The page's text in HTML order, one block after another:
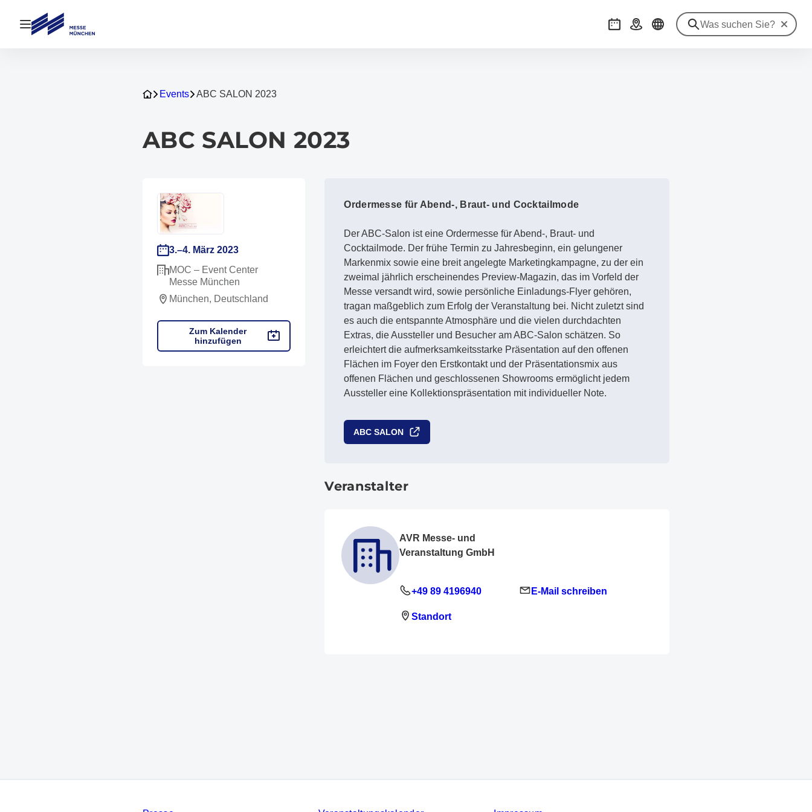
Navigation öffnen Veranstaltungen
Anreise Suche
Events ABC SALON 2023
ABC SALON 2023
3.–4. März 2023
MOC – Event Center
Messe München
München, Deutschland
Zum Kalender
hinzufügen
Ordermesse für Abend-, Braut- und Cocktailmode
Der ABC-Salon ist eine Ordermesse für Abend-, Braut- und
Cocktailmode. Der frühe Termin zu Jahresbeginn, ein gelungener
Markenmix sowie eine breit angelegte Marketingkampagne, zu der ein
zweimal jährlich erscheinendes Preview-Magazin, das im Vorfeld der
Messe versandt wird, sowie persönliche Einladungs-Flyer gehören,
tragan maßgeblich zum Erfolg der Veranstaltung bei. Nicht zuletzt sind
es auch die entspannte Atmosphäre und die vielen durchdachten
Extras, die Aussteller und Besucher am ABC-Salon schätzen. So
erleichtert die aufmerksamkeitsstarke Präsentation auf den offenen
Flächen im Foyer den Erstkontakt und der Präsentationsmix aus
offenen Flächen und geschlossenen Showrooms ermöglicht jedem
Aussteller eine Kollektionspräsentation mit individueller Note.
ABC SALON
Veranstalter
AVR Messe- und
Veranstaltung GmbH
+49 89 4196940 E-Mail schreiben
Standort